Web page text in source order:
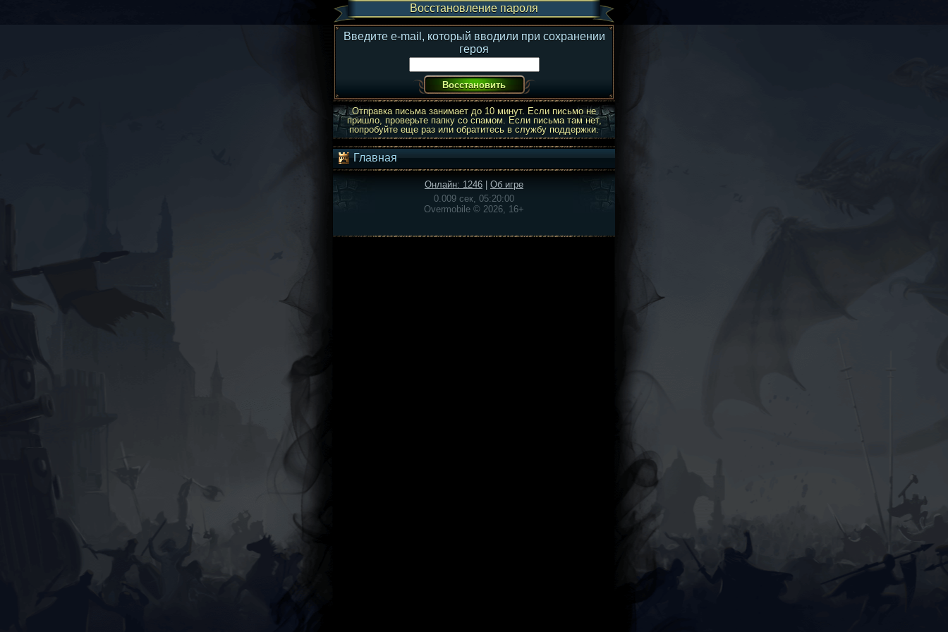
Восстановление пароля
Введите e-mail, который вводили при сохранении
героя
Отправка письма занимает до 10 минут. Если письмо не
пришло, проверьте папку со спамом. Если письма там нет,
попробуйте еще раз или обратитесь в службу поддержки.
Главная
Онлайн: 1246
Об игре
0.009 сек, 05:20:00
Overmobile © 2026, 16+